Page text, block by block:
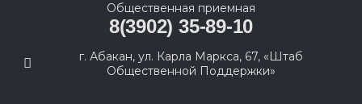
Общественная приемная
8(3902) 35-89-10
г. Абакан, ул. Карла Маркса, 67, «Штаб
Общественной Поддержки»